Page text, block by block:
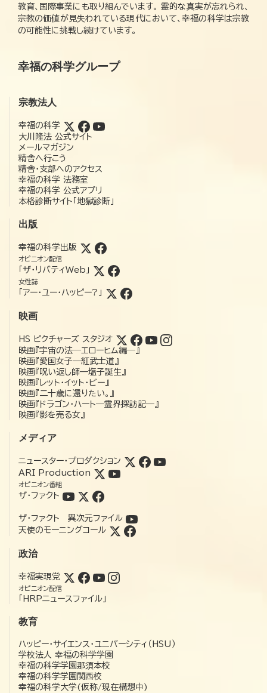
教育、国際事業にも取り組んでいます。 霊的な真実が忘れられ、
宗教の価値が見失われている現代において、幸福の科学は宗教
の可能性に挑戦し続けています。
幸福の科学グループ
宗教法人
幸福の科学
大川隆法 公式サイト
メールマガジン
精舎へ行こう
精舎・支部へのアクセス
幸福の科学 法務室
幸福の科学 公式アプリ
本格診断サイト「地獄診断」
出版
幸福の科学出版
オピニオン配信
「ザ・リバティWeb」
女性誌
「アー・ユー・ハッピー?」
映画
HS ピクチャーズ スタジオ
映画『宇宙の法―エローヒム編―』
映画『愛国女子―紅武士道』
映画『呪い返し師—塩子誕生』
映画『レット・イット・ビー』
映画『二十歳に還りたい。』
映画『ドラゴン・ハート―霊界探訪記―』
映画『影を売る女』
メディア
ニュースター・プロダクション
ARI Production
オピニオン番組
ザ・ファクト
ザ・ファクト 異次元ファイル
天使のモーニングコール
政治
幸福実現党
オピニオン配信
「HRPニュースファイル」
教育
ハッピー・サイエンス・ユニバーシティ（HSU）
学校法人 幸福の科学学園
幸福の科学学園那須本校
幸福の科学学園関西校
幸福の科学大学(仮称/現在構想中)